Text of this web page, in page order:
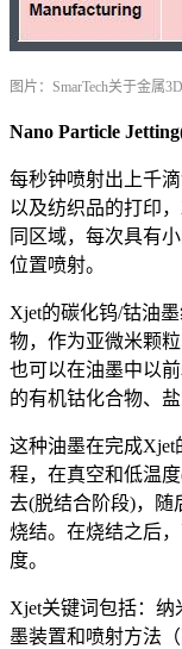
图片：SmarTech关于金属
Nano Particle
每秒钟喷射出上千
以及纺织品的打印
同区域，每次具有
位置喷射。
Xjet的碳化钨/钴油
物，作为亚微米颗
也可以在油墨中以
的有机钴化合物、盐
这种油墨在完成
程，在真空和低温
去(脱结合阶段)，随
烧结。在烧结之后
度。
Xjet关键词包括：
墨装置和喷射方法